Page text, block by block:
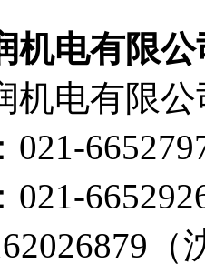
机电有限公
机电有限
021-
021-
（